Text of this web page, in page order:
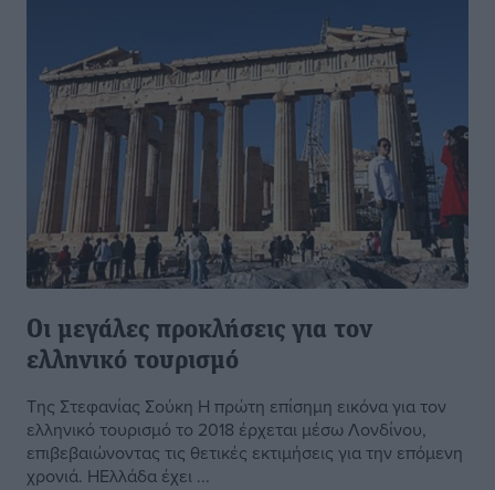
Οι μεγάλες προκλήσεις για τον
ελληνικό τουρισμό
Της Στεφανίας Σούκη H πρώτη επίσημη εικόνα για τον
ελληνικό τουρισμό το 2018 έρχεται μέσω Λονδίνου,
επιβεβαιώνοντας τις θετικές εκτιμήσεις για την επόμενη
χρονιά. ΗΕλλάδα έχει ...